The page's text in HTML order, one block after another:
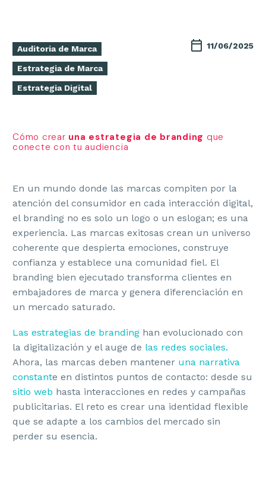
Auditoria de Marca
Estrategia de Marca
Estrategia Digital
11/06/2025
Cómo crear una estrategia de branding que
conecte con tu audiencia
En un mundo donde las marcas compiten por la
atención del consumidor en cada interacción digital,
el branding no es solo un logo o un eslogan; es una
experiencia. Las marcas exitosas crean un universo
coherente que despierta emociones, construye
confianza y establece una comunidad fiel. El
branding bien ejecutado transforma clientes en
embajadores de marca y genera diferenciación en
un mercado saturado.
Las estrategias de branding han evolucionado con
la digitalización y el auge de las redes sociales.
Ahora, las marcas deben mantener una narrativa
constante en distintos puntos de contacto: desde su
sitio web hasta interacciones en redes y campañas
publicitarias. El reto es crear una identidad flexible
que se adapte a los cambios del mercado sin
perder su esencia.